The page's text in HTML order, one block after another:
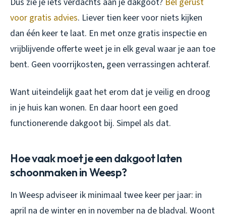
voor gratis advies. Liever tien keer voor niets kijken
dan één keer te laat. En met onze gratis inspectie en
vrijblijvende offerte weet je in elk geval waar je aan toe
bent. Geen voorrijkosten, geen verrassingen achteraf.
Want uiteindelijk gaat het erom dat je veilig en droog
in je huis kan wonen. En daar hoort een goed
functionerende dakgoot bij. Simpel als dat.
Hoe vaak moet je een dakgoot laten
schoonmaken in Weesp?
In Weesp adviseer ik minimaal twee keer per jaar: in
april na de winter en in november na de bladval. Woont